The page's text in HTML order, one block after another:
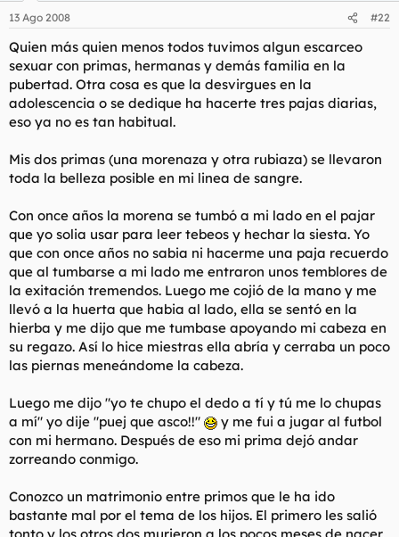
13 Ago 2008 #22
Quien más quien menos todos tuvimos algun escarceo
sexuar con primas, hermanas y demás familia en la
pubertad. Otra cosa es que la desvirgues en la
adolescencia o se dedique ha hacerte tres pajas diarias,
eso ya no es tan habitual.
Mis dos primas (una morenaza y otra rubiaza) se llevaron
toda la belleza posible en mi linea de sangre.
Con once años la morena se tumbó a mi lado en el pajar
que yo solia usar para leer tebeos y hechar la siesta. Yo
que con once años no sabia ni hacerme una paja recuerdo
que al tumbarse a mi lado me entraron unos temblores de
la exitación tremendos. Luego me cojió de la mano y me
llevó a la huerta que habia al lado, ella se sentó en la
hierba y me dijo que me tumbase apoyando mi cabeza en
su regazo. Así lo hice miestras ella abría y cerraba un poco
las piernas meneándome la cabeza.
Luego me dijo "yo te chupo el dedo a tí y tú me lo chupas
a mí" yo dije "puej que asco!!"
y me fui a jugar al futbol
con mi hermano. Después de eso mi prima dejó andar
zorreando conmigo.
Conozco un matrimonio entre primos que le ha ido
bastante mal por el tema de los hijos. El primero les salió